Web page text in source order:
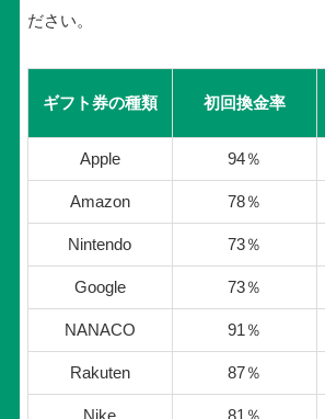
ださい。
ギフト券の種類 初回換金率
Apple 94％
Amazon 78％
Nintendo 73％
Google 73％
NANACO 91％
Rakuten 87％
Nike 81％